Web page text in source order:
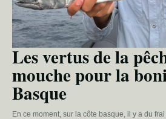
Les vertus de la
mouche pour la
Basque
En ce moment, sur la côte basque, il y a du